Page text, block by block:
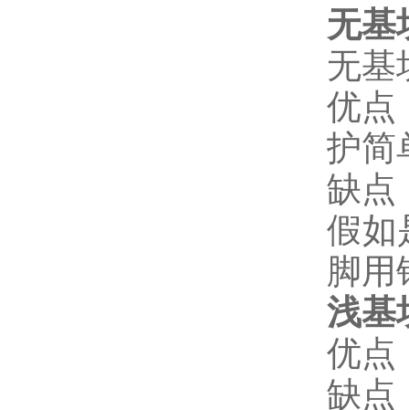
无基
无基
优点
护简
缺点
假如
脚用
浅基
优点
缺点